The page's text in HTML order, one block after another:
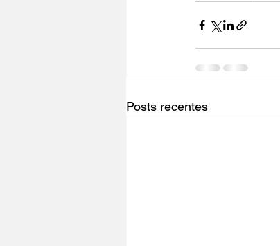
Posts recentes